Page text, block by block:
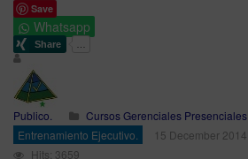
Save
Whatsapp
Publico.
Cursos Gerenciales Presenciales
Entrenamiento Ejecutivo.
15 December 2014
Hits: 3659